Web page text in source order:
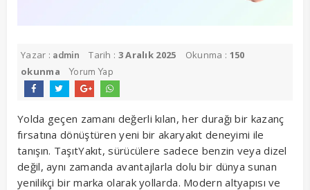
Yazar : admin Tarih : 3 Aralık 2025 Okunma : 150
okunma
Yorum Yap
Yolda geçen zamanı değerli kılan, her durağı bir kazanç
fırsatına dönüştüren yeni bir akaryakıt deneyimi ile
tanışın. TaşıtYakıt, sürücülere sadece benzin veya dizel
değil, aynı zamanda avantajlarla dolu bir dünya sunan
yenilikçi bir marka olarak yollarda. Modern altyapısı ve